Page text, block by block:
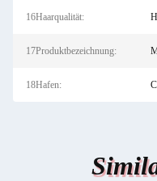
16Haarqualität:
17Produktbezeichnung:
18Hafen: